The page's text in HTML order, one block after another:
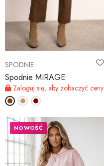
SPODNIE
Spodnie MIRAGE
Zaloguj się, aby zobaczyć ceny
NOWOŚĆ